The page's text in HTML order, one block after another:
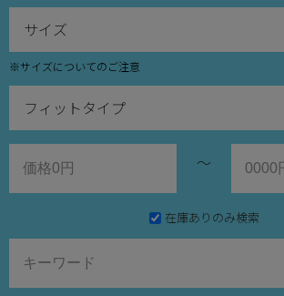
※サイズについてのご注意
～
在庫ありのみ検索